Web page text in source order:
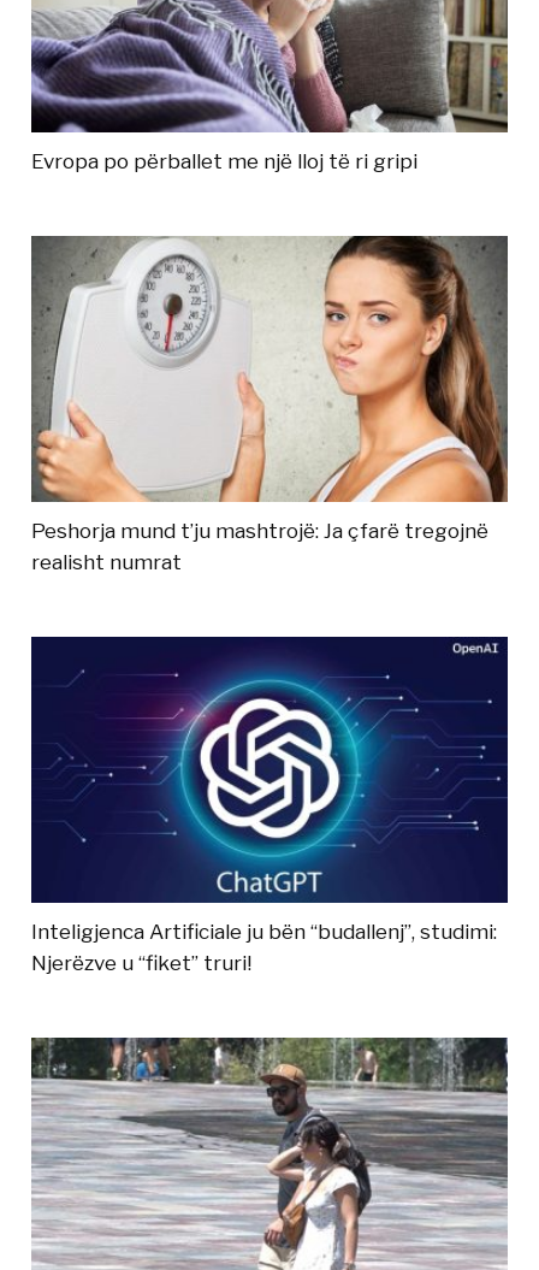
Evropa po përballet me një lloj të ri gripi
Peshorja mund t’ju mashtrojë: Ja çfarë tregojnë
realisht numrat
Inteligjenca Artificiale ju bën “budallenj”, studimi:
Njerëzve u “fiket” truri!